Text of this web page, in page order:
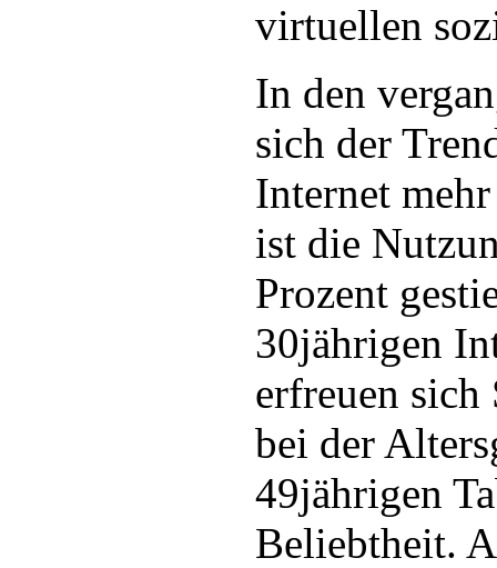
virtuellen
In den
sich der
Internet
ist die
Prozent
30jährigen
erfreuen sich
bei der
49jährigen
Beliebtheit.